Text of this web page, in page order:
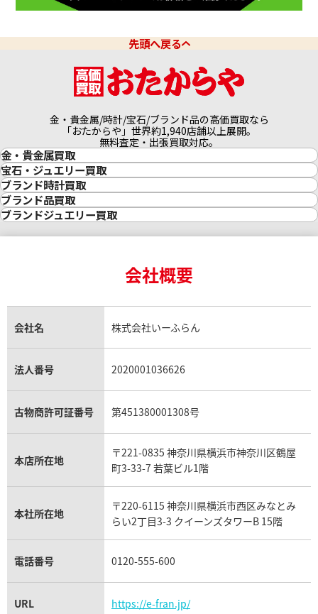
先頭へ戻る
金・貴金属/時計/宝石/ブランド品の高価買取なら
「おたからや」世界約1,940店舗以上展開。
無料査定・出張買取対応。
金・貴金属買取
金買取
金の相場価格情報
金の参考買取価格一覧
インゴット買取
インゴットの相場価格情報
24金買取
金貨買取
貴金属買取
銀・シルバー買取
パラジウム買取
宝石・ジュエリー買取
宝石・ジュエリー買取
ダイヤモンド買取
ダイヤモンド・宝石の参考価格一覧
リング・結婚指輪買取
エメラルド買取
トパーズ買取
タンザナイト買取
キャッツアイ買取
アクアマリン買取
ブランド時計買取
時計買取
ロレックス買取
ロレックス デイトナ買取
ロレックス サブマリーナー買取
ロレックス エクスプローラー買取
ロレックス デイトジャスト買取
パテック フィリップノーチラス買取
ヴァシュロン・コンスタンタン買取
オメガ買取
カルティエ買取
フランク ミュラー買取
リシャール・ミル買取
パネライ買取
チューダー（チュードル）買取
ブランド品買取
ブランド買取
シャネル マトラッセ買取
セリーヌ買取
プラダ買取
ブランドジュエリー買取
ヴァンクリーフ＆アーペル買取
ショーメ買取
ダミアーニ買取
モーブッサン買取
会社概要
会社名 株式会社いーふらん
法人番号 2020001036626
古物商許可証番号 第451380001308号
本店所在地
〒221-0835 神奈川県横浜市神奈川区鶴屋
町3-33-7 若葉ビル1階
本社所在地
〒220-6115 神奈川県横浜市西区みなとみ
らい2丁目3-3 クイーンズタワーB 15階
電話番号 0120-555-600
URL https://e-fran.jp/